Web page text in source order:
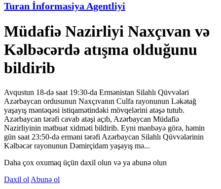
Turan İnformasiya Agentliyi
Müdafiə Nazirliyi Naxçıvan və
Kəlbəcərdə atışma olduğunu
bildirib
Avqustun 18-də saat 19:30-da Ermənistan Silahlı Qüvvələri
Azərbaycan ordusunun Naxçıvanın Culfa rayonunun Ləkətağ
yaşayış məntəqəsi istiqamətindəki mövqelərini atəşə tutub.
Azərbaycan tərəfi cavab atəşi açıb, Azərbaycan Müdafiə
Nazirliyinin mətbuat xidməti bildirib. Eyni mənbəyə görə, həmin
gün saat 23:50-də erməni tərəfi Azərbaycan Silahlı Qüvvələrinin
Kəlbəcər rayonunun Dəmirçidam yaşayış mə...
Daha çox oxumaq üçün daxil olun və ya abunə olun
Daxil ol Abunə ol